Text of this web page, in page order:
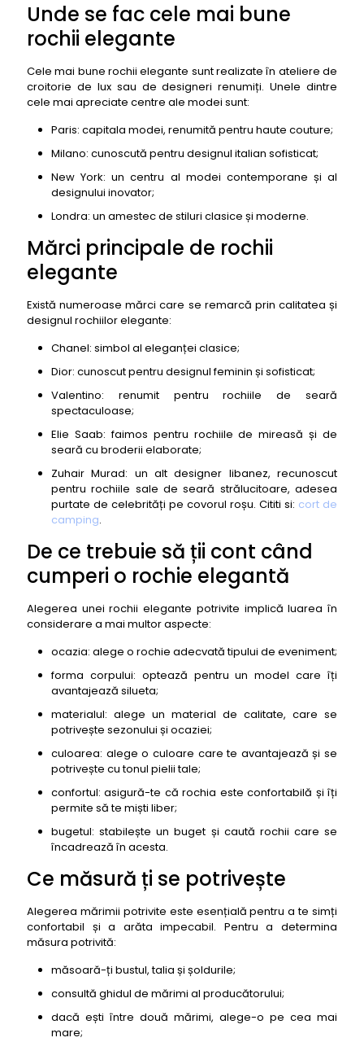
Unde se fac cele mai bune
rochii elegante
Cele mai bune rochii elegante sunt realizate în ateliere de
croitorie de lux sau de designeri renumiți. Unele dintre
cele mai apreciate centre ale modei sunt:
Paris: capitala modei, renumită pentru haute couture;
Milano: cunoscută pentru designul italian sofisticat;
New York: un centru al modei contemporane și al
designului inovator;
Londra: un amestec de stiluri clasice și moderne.
Mărci principale de rochii
elegante
Există numeroase mărci care se remarcă prin calitatea și
designul rochiilor elegante:
Chanel: simbol al eleganței clasice;
Dior: cunoscut pentru designul feminin și sofisticat;
Valentino: renumit pentru rochiile de seară
spectaculoase;
Elie Saab: faimos pentru rochiile de mireasă și de
seară cu broderii elaborate;
Zuhair Murad: un alt designer libanez, recunoscut
pentru rochiile sale de seară strălucitoare, adesea
purtate de celebrități pe covorul roșu. Cititi si: cort de
camping.
De ce trebuie să ții cont când
cumperi o rochie elegantă
Alegerea unei rochii elegante potrivite implică luarea în
considerare a mai multor aspecte:
ocazia: alege o rochie adecvată tipului de eveniment;
forma corpului: optează pentru un model care îți
avantajează silueta;
materialul: alege un material de calitate, care se
potrivește sezonului și ocaziei;
culoarea: alege o culoare care te avantajează și se
potrivește cu tonul pielii tale;
confortul: asigură-te că rochia este confortabilă și îți
permite să te miști liber;
bugetul: stabilește un buget și caută rochii care se
încadrează în acesta.
Ce măsură ți se potrivește
Alegerea mărimii potrivite este esențială pentru a te simți
confortabil și a arăta impecabil. Pentru a determina
măsura potrivită:
măsoară-ți bustul, talia și șoldurile;
consultă ghidul de mărimi al producătorului;
dacă ești între două mărimi, alege-o pe cea mai
mare;